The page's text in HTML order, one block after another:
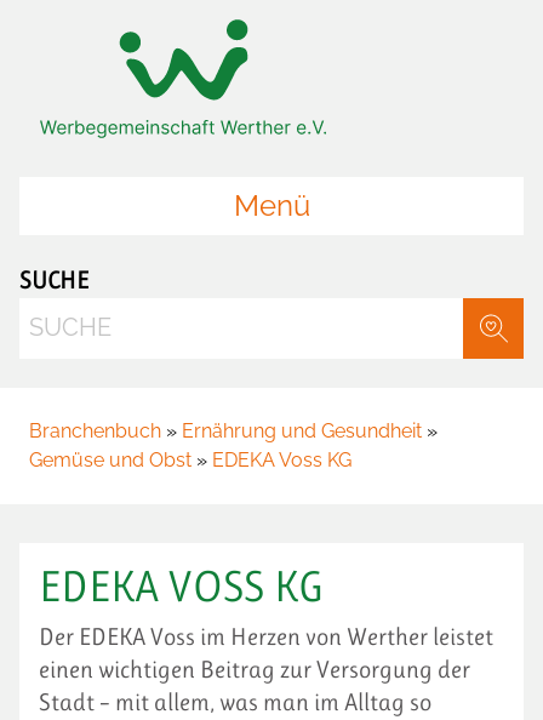
Menü
SUCHE
Branchenbuch » Ernährung und Gesundheit »
Gemüse und Obst » EDEKA Voss KG
EDEKA VOSS KG
Der EDEKA Voss im Herzen von Werther leistet
einen wichtigen Beitrag zur Versorgung der
Stadt – mit allem, was man im Alltag so